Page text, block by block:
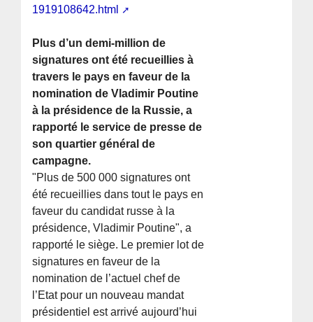
1919108642.html
Plus d’un demi-million de
signatures ont été recueillies à
travers le pays en faveur de la
nomination de Vladimir Poutine
à la présidence de la Russie, a
rapporté le service de presse de
son quartier général de
campagne.
"Plus de 500 000 signatures ont
été recueillies dans tout le pays en
faveur du candidat russe à la
présidence, Vladimir Poutine", a
rapporté le siège. Le premier lot de
signatures en faveur de la
nomination de l’actuel chef de
l’Etat pour un nouveau mandat
présidentiel est arrivé aujourd’hui